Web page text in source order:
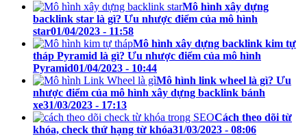
Mô hình xây dựng
backlink star là gì? Ưu nhược điểm của mô hình
star01/04/2023 - 11:58
Mô hình xây dựng backlink kim tự
tháp Pyramid là gì? Ưu nhược điểm của mô hình
Pyramid01/04/2023 - 10:44
Mô hình link wheel là gì? Ưu
nhược điểm của mô hình xây dựng backlink bánh
xe31/03/2023 - 17:13
Cách theo dõi từ
khóa, check thứ hạng từ khóa31/03/2023 - 08:06